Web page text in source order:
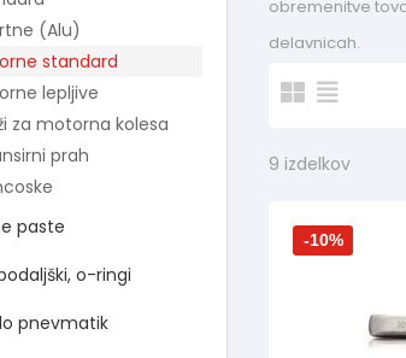
(Alu)
standard
lepljive
za motorna kolesa
prah
paste
o-ringi
pnevmatik
obremenitve
delavnicah.
9 izdelkov
-10%